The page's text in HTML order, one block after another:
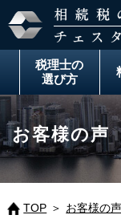
税理士の
選び方
お客様の声
TOP お客様の声